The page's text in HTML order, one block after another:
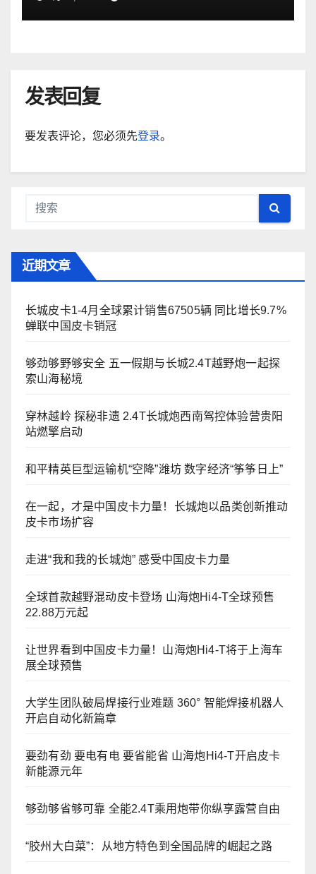
发表回复
要发表评论，您必须先登录。
近期文章
长城皮卡1-4月全球累计销售67505辆 同比增长9.7%
蝉联中国皮卡销冠
够劲够野够安全 五一假期与长城2.4T越野炮一起探
索山海秘境
穿林越岭 探秘非遗 2.4T长城炮西南驾控体验营贵阳
站燃擎启动
和平精英巨型运输机“空降”潍坊 数字经济“筝筝日上”
在一起，才是中国皮卡力量！长城炮以品类创新推动
皮卡市场扩容
走进“我和我的长城炮” 感受中国皮卡力量
全球首款越野混动皮卡登场 山海炮Hi4-T全球预售
22.88万元起
让世界看到中国皮卡力量！山海炮Hi4-T将于上海车
展全球预售
大学生团队破局焊接行业难题 360° 智能焊接机器人
开启自动化新篇章
要劲有劲 要电有电 要省能省 山海炮Hi4-T开启皮卡
新能源元年
够劲够省够可靠 全能2.4T乘用炮带你纵享露营自由
“胶州大白菜”：从地方特色到全国品牌的崛起之路